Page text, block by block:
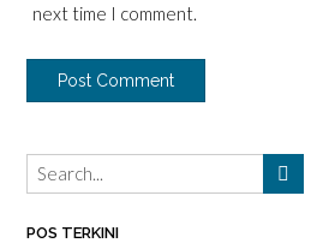
next time I comment.
POS TERKINI